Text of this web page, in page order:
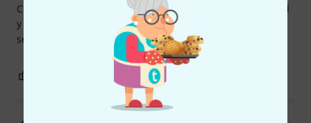
C'est un jeu de cordes au rapport qualité-prix imbattable. Il
y a mieux, certainement mais plus cher. Si on ne veut pas
se tromper Ernie ball c'est du sûr !
SIGNALER L'ÉVALUATION